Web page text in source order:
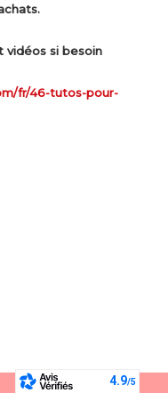
vidéos si besoin
fr/46-tutos-pour-